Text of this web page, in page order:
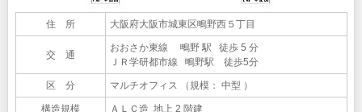
住 所 大阪府大阪市城東区鴫野西５丁目
交 通
おおさか東線 鴫野 駅 徒歩 5 分
ＪＲ学研都市線 鴫野駅 徒歩5分
区 分 マルチオフィス （規模： 中型 ）
構造規模 ＡＬＣ造 地上 2 階建